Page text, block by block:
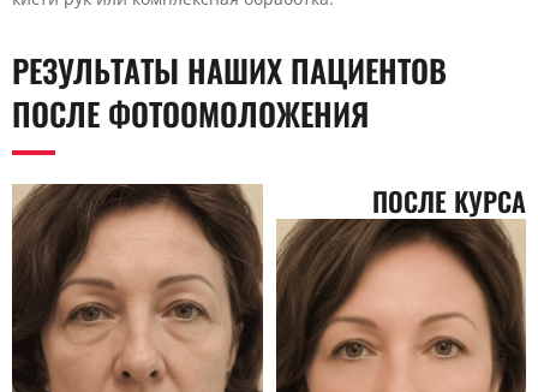
РЕЗУЛЬТАТЫ НАШИХ ПАЦИЕНТОВ
ПОСЛЕ ФОТООМОЛОЖЕНИЯ
ПОСЛЕ КУРСА